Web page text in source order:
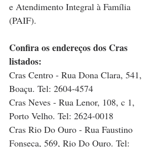
e Atendimento Integral à Família
(PAIF).
Confira os endereços dos Cras
listados:
Cras Centro - Rua Dona Clara, 541,
Boaçu. Tel: 2604-4574
Cras Neves - Rua Lenor, 108, c 1,
Porto Velho. Tel: 2624-0018
Cras Rio Do Ouro - Rua Faustino
Fonseca, 569, Rio Do Ouro. Tel: